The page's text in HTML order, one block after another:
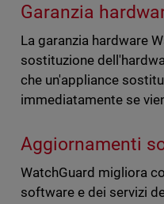
Garanzia
La garanzia hardware
sostituzione
che un'appliance
immediatamente se
Aggiornamenti
WatchGuard migliora
software e dei servizi